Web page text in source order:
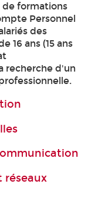
de formations
Personnel
des
16 ans (15 ans
recherche d'un